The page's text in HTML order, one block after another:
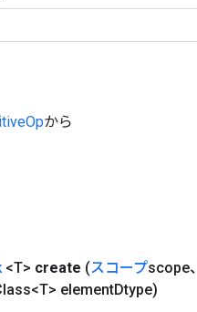
から
<T> create (スコープscope、
elementDtype)